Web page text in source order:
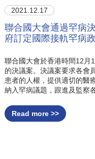
2021.12.17
聯合國大會通過罕病
府訂定國際接軌罕病
聯合國大會於香港時間12月
的決議案。決議案要求各會
患者的人權，提供適切的醫
納入罕病議題，跟進及監察
Read more >>